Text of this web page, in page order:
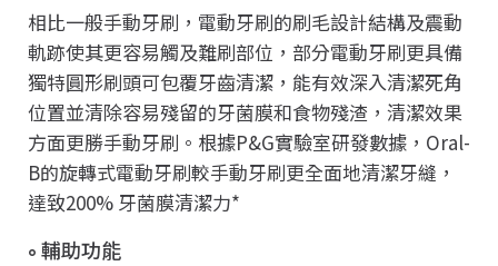
相比一般手動牙刷，電動牙刷的刷毛設計結構及震動
軌跡使其更容易觸及難刷部位，部分電動牙刷更具備
獨特圓形刷頭可包覆牙齒清潔，能有效深入清潔死角
位置並清除容易殘留的牙菌膜和食物殘渣，清潔效果
方面更勝手動牙刷。根據P&G實驗室研發數據，Oral-
B的旋轉式電動牙刷較手動牙刷更全面地清潔牙縫，
達致200% 牙菌膜清潔力*
輔助功能